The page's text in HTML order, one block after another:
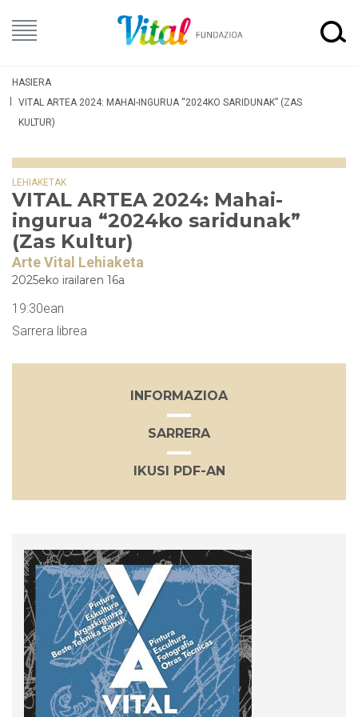
HASIERA
VITAL ARTEA 2024: MAHAI-INGURUA “2024KO SARIDUNAK” (ZAS
KULTUR)
LEHIAKETAK
VITAL ARTEA 2024: Mahai-
ingurua “2024ko saridunak”
(Zas Kultur)
Arte Vital Lehiaketa
2025eko irailaren 16a
19:30ean
Sarrera librea
INFORMAZIOA
SARRERA
IKUSI PDF-AN